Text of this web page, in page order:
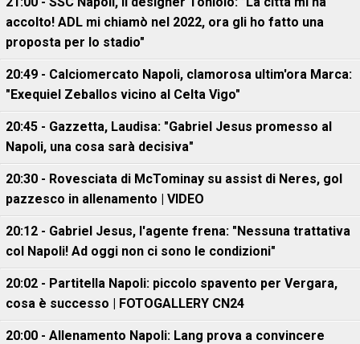
accolto! ADL mi chiamò nel 2022, ora gli ho fatto una
proposta per lo stadio"
20:49 - Calciomercato Napoli, clamorosa ultim'ora Marca:
"Exequiel Zeballos vicino al Celta Vigo"
20:45 - Gazzetta, Laudisa: "Gabriel Jesus promesso al
Napoli, una cosa sarà decisiva"
20:30 - Rovesciata di McTominay su assist di Neres, gol
pazzesco in allenamento | VIDEO
20:12 - Gabriel Jesus, l'agente frena: "Nessuna trattativa
col Napoli! Ad oggi non ci sono le condizioni"
20:02 - Partitella Napoli: piccolo spavento per Vergara,
cosa è successo | FOTOGALLERY CN24
20:00 - Allenamento Napoli: Lang prova a convincere